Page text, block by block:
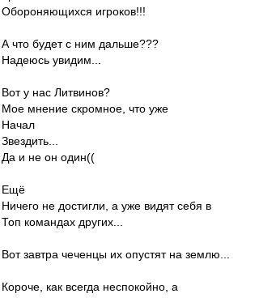
Обороняющихся игроков!!!
А что будет с ним дальше???
Надеюсь увидим...
Вот у нас Литвинов?
Мое мнение скромное, что уже
Начал
Звездить...
Да и не он один((
Ещё
Ничего не достигли, а уже видят себя в
Топ командах других...
Вот завтра чеченцы их опустят на землю...
Короче, как всегда неспокойно, а